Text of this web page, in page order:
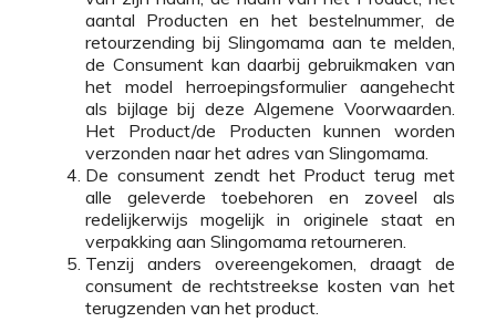
aantal Producten en het bestelnummer, de
retourzending bij Slingomama aan te melden,
de Consument kan daarbij gebruikmaken van
het model herroepingsformulier aangehecht
als bijlage bij deze Algemene Voorwaarden.
Het Product/de Producten kunnen worden
verzonden naar het adres van Slingomama.
De consument zendt het Product terug met
alle geleverde toebehoren en zoveel als
redelijkerwijs mogelijk in originele staat en
verpakking aan Slingomama retourneren.
Tenzij anders overeengekomen, draagt de
consument de rechtstreekse kosten van het
terugzenden van het product.